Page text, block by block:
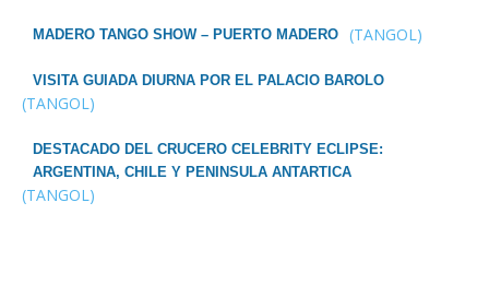
MADERO TANGO SHOW – PUERTO MADERO (TANGOL)
VISITA GUIADA DIURNA POR EL PALACIO BAROLO
(TANGOL)
DESTACADO DEL CRUCERO CELEBRITY ECLIPSE:
ARGENTINA, CHILE Y PENINSULA ANTARTICA
(TANGOL)